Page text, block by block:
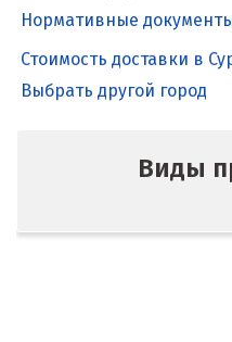
Нормативные
Стоимость доставки в
Выбрать другой город
Виды